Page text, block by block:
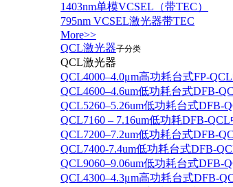
1403nm单模VCSEL（带TEC）
795nm VCSEL激光器带TEC
More>>
QCL激光器子分类
QCL激光器
QCL4000–4.0μm高功耗台式FP-
QCL4600–4.6um低功耗台式DFB-
QCL5260–5.26um低功耗台式DFB-
QCL7160 – 7.16um低功耗DFB-
QCL7200–7.2um低功耗台式DFB-
QCL7400-7.4um低功耗台式DFB-
QCL9060–9.06um低功耗台式DFB-
QCL4300–4.3μm高功耗台式DFB-